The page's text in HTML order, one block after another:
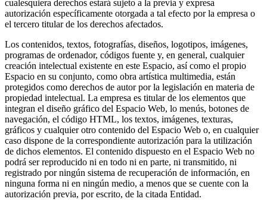
cualesquiera derechos estará sujeto a la previa y expresa
autorización específicamente otorgada a tal efecto por la empresa o
el tercero titular de los derechos afectados.
Los contenidos, textos, fotografías, diseños, logotipos, imágenes,
programas de ordenador, códigos fuente y, en general, cualquier
creación intelectual existente en este Espacio, así como el propio
Espacio en su conjunto, como obra artística multimedia, están
protegidos como derechos de autor por la legislación en materia de
propiedad intelectual. La empresa es titular de los elementos que
integran el diseño gráfico del Espacio Web, lo menús, botones de
navegación, el código HTML, los textos, imágenes, texturas,
gráficos y cualquier otro contenido del Espacio Web o, en cualquier
caso dispone de la correspondiente autorización para la utilización
de dichos elementos. El contenido dispuesto en el Espacio Web no
podrá ser reproducido ni en todo ni en parte, ni transmitido, ni
registrado por ningún sistema de recuperación de información, en
ninguna forma ni en ningún medio, a menos que se cuente con la
autorización previa, por escrito, de la citada Entidad.